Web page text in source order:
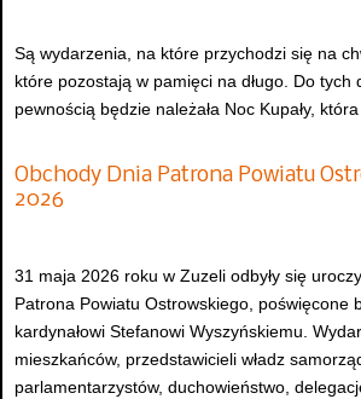
Są wydarzenia, na które przychodzi się na
które pozostają w pamięci na długo. Do tych
pewnością będzie należała Noc Kupały,
Obchody Dnia Patrona Powiatu
2026
31 maja 2026 roku w Zuzeli odbyły się
Patrona Powiatu Ostrowskiego, poświęcone
kardynałowi Stefanowi Wyszyńskiemu.
mieszkańców, przedstawicieli władz
parlamentarzystów, duchowieństwo,